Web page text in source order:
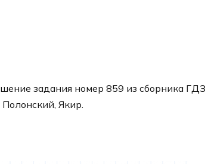
задания номер 859 из сборника
Якир.